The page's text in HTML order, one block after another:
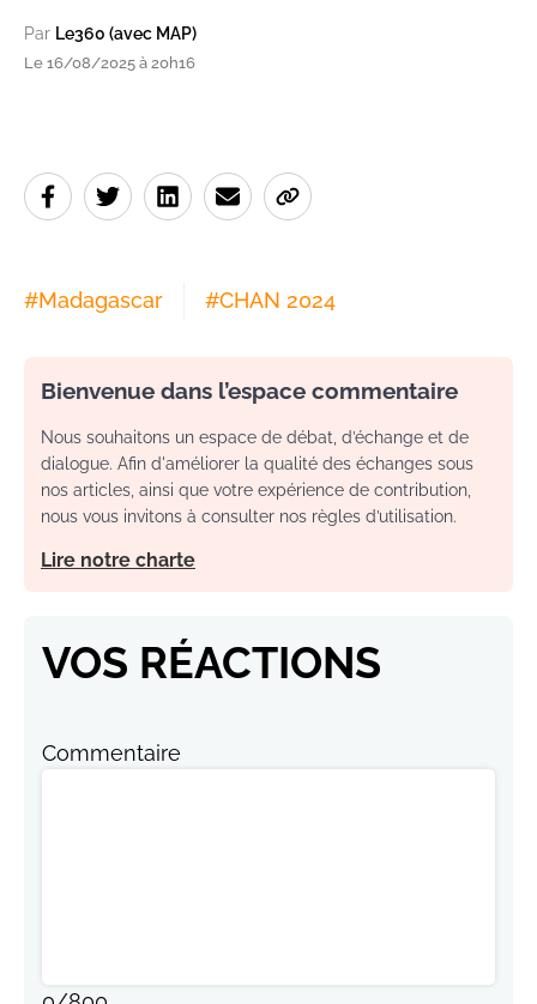
Par Le360 (avec MAP)
Le 16/08/2025 à 20h16
#Madagascar #CHAN 2024
Bienvenue dans l’espace commentaire
Nous souhaitons un espace de débat, d’échange et de
dialogue. Afin d'améliorer la qualité des échanges sous
nos articles, ainsi que votre expérience de contribution,
nous vous invitons à consulter nos règles d’utilisation.
Lire notre charte
VOS RÉACTIONS
Commentaire